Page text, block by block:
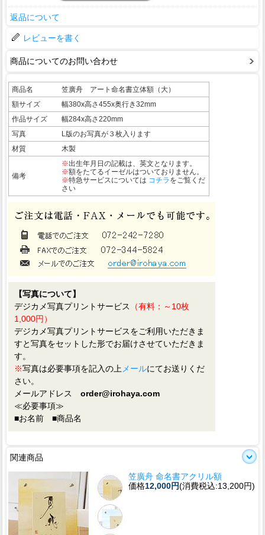
返品について
レビューを書く
商品についてのお問い合わせ
商品名
笠廣舟 アート命名書立体額（大）
額サイズ
幅380x高さ455x奥行き32mm
作品サイズ
幅284x高さ220mm
写真
L版のお写真が３枚入ります
材質
木製
備考
※出生年月日の記載は、英文となります。
※額をたてるイーゼルはついておりません。
※特急サービスについては コチラ をご覧くだ
さい
【写真について】
デジカメ写真プリントサービス
（有料：～10枚
1,000円）
デジカメ写真プリントサービスをご利用いただきま
すと写真をセットした形でお届けさせていただきま
す。
※写真は必要事項を記入の上メールにてお送りくだ
さい。
メールアドレス order@irohaya.com
≪必要事項≫
■お名前 ■商品名
関連商品
笠廣舟 命名書アクリル額
価格12,000円(消費税込:13,200円)